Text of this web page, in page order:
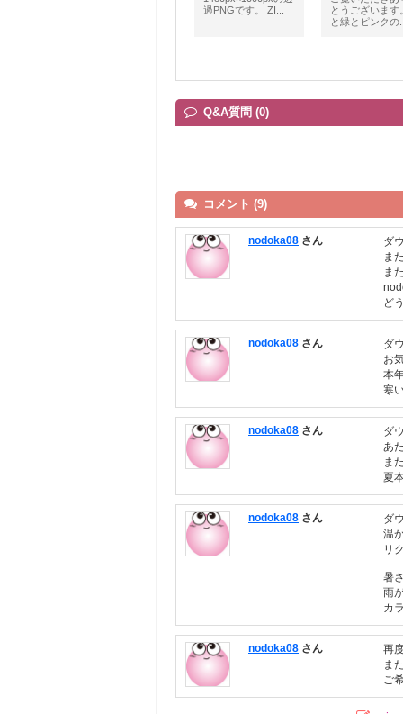
過PNGです。 ZI...
とうございます
と緑とピンクの
Q&A質問 (0)
コメント (9)
nodoka08 さん
ダ
ま
ま
ど
nodoka08 さん
ダ
お
本
寒
nodoka08 さん
ダ
あ
ま
夏
nodoka08 さん
ダ
温
リ
暑
雨
カ
nodoka08 さん
再
ま
ご